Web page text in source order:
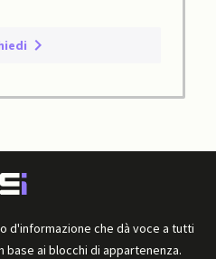
d'informazione che dà voce a tutti
base ai blocchi di appartenenza.